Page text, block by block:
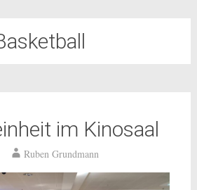
im Kinosaal
Ruben Grundmann